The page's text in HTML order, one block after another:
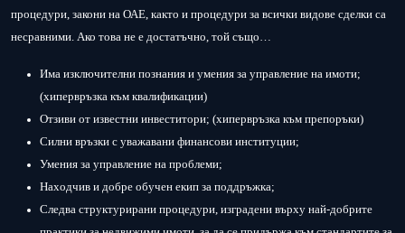
процедури, закони на ОАЕ, както и процедури за всички видове сделки са
несравними. Ако това не е достатъчно, той също…
Има изключителни познания и умения за управление на имоти;
(хипервръзка към квалификации)
Отзиви от известни инвеститори; (хипервръзка към препоръки)
Силни връзки с уважавани финансови институции;
Умения за управление на проблеми;
Находчив и добре обучен екип за поддръжка;
Следва структурирани процедури, изградени върху най-добрите